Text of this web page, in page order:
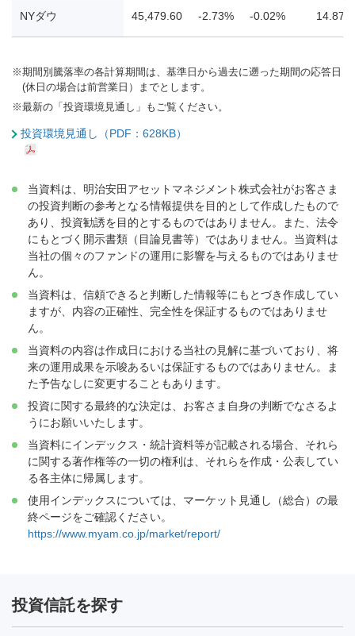
NYダウ 45,479.60 -2.73% -0.02% 14.87%
※期間別騰落率の各計算期間は、基準日から過去に遡った期間の応答日
(休日の場合は前営業日）までとします。
※最新の「投資環境見通し」もご覧ください。
投資環境見通し（PDF：628KB）
当資料は、明治安田アセットマネジメント株式会社がお客さま
の投資判断の参考となる情報提供を目的として作成したもので
あり、投資勧誘を目的とするものではありません。また、法令
にもとづく開示書類（目論見書等）ではありません。当資料は
当社の個々のファンドの運用に影響を与えるものではありませ
ん。
当資料は、信頼できると判断した情報等にもとづき作成してい
ますが、内容の正確性、完全性を保証するものではありませ
ん。
当資料の内容は作成日における当社の見解に基づいており、将
来の運用成果を示唆あるいは保証するものではありません。ま
た予告なしに変更することもあります。
投資に関する最終的な決定は、お客さま自身の判断でなさるよ
うにお願いいたします。
当資料にインデックス・統計資料等が記載される場合、それら
に関する著作権等の一切の権利は、それらを作成・公表してい
る各主体に帰属します。
使用インデックスについては、マーケット見通し（総合）の最
終ページをご確認ください。
https://www.myam.co.jp/market/report/
投資信託を探す